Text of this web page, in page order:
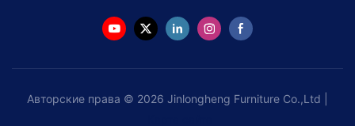
Авторские права © 2026 Jinlongheng Furniture Co.,Ltd |